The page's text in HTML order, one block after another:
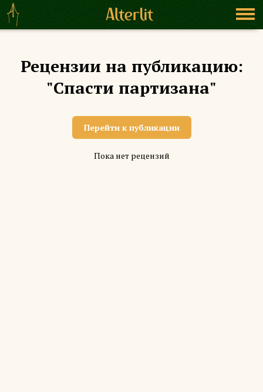
Рецензии на публикацию:
"Спасти партизана"
Перейти к публикации
Пока нет рецензий